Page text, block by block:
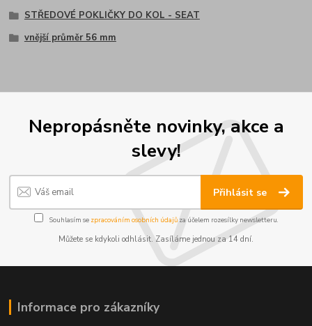
STŘEDOVÉ POKLIČKY DO KOL - SEAT
vnější průměr 56 mm
Nepropásněte novinky, akce a
slevy!
Přihlásit se
Souhlasím se zpracováním osobních údajůza účelem rozesílky newsletteru.
Můžete se kdykoli odhlásit. Zasíláme jednou za 14 dní.
Informace pro zákazníky